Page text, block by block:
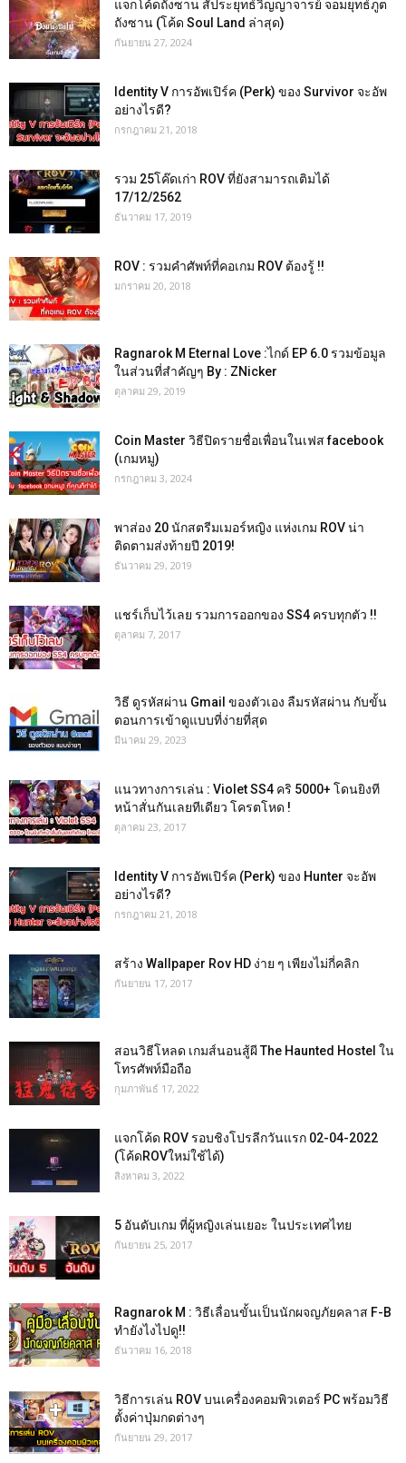
แจกโค้ดถังซาน สัประยุทธ์วิญญาจารย์ จอมยุทธ์ภูต
ถังซาน (โค้ด Soul Land ล่าสุด)
กันยายน 27, 2024
Identity V การอัพเปิร์ค (Perk) ของ Survivor จะอัพ
อย่างไรดี?
กรกฎาคม 21, 2018
รวม 25โค๊ดเก่า ROV ที่ยังสามารถเติมได้
17/12/2562
ธันวาคม 17, 2019
ROV : รวมคำศัพท์ที่คอเกม ROV ต้องรู้ !!
มกราคม 20, 2018
Ragnarok M Eternal Love :ไกด์ EP 6.0 รวมข้อมูล
ในส่วนที่สำคัญๆ By : ZNicker
ตุลาคม 29, 2019
Coin Master วิธีปิดรายชื่อเพื่อนในเฟส facebook
(เกมหมู)
กรกฎาคม 3, 2024
พาส่อง 20 นักสตรีมเมอร์หญิง แห่งเกม ROV น่า
ติดตามส่งท้ายปี 2019!
ธันวาคม 29, 2019
แชร์เก็บไว้เลย รวมการออกของ SS4 ครบทุกตัว !!
ตุลาคม 7, 2017
วิธี ดูรหัสผ่าน Gmail ของตัวเอง ลืมรหัสผ่าน กับขั้น
ตอนการเข้าดูแบบที่ง่ายที่สุด
มีนาคม 29, 2023
แนวทางการเล่น : Violet SS4 คริ 5000+ โดนยิงที
หน้าสั่นกันเลยทีเดียว โครตโหด !
ตุลาคม 23, 2017
Identity V การอัพเปิร์ค (Perk) ของ Hunter จะอัพ
อย่างไรดี?
กรกฎาคม 21, 2018
สร้าง Wallpaper Rov HD ง่าย ๆ เพียงไม่กี่คลิก
กันยายน 17, 2017
สอนวิธีโหลด เกมส์นอนสู้ผี The Haunted Hostel ใน
โทรศัพท์มือถือ
กุมภาพันธ์ 17, 2022
แจกโค้ด ROV รอบชิงโปรลีกวันแรก 02-04-2022
(โค้ดROVใหม่ใช้ได้)
สิงหาคม 3, 2022
5 อันดับเกม ที่ผู้หญิงเล่นเยอะ ในประเทศไทย
กันยายน 25, 2017
Ragnarok M : วิธีเลื่อนขั้นเป็นนักผจญภัยคลาส F-B
ทำยังไงไปดู!!
ธันวาคม 16, 2018
วิธีการเล่น ROV บนเครื่องคอมพิวเตอร์ PC พร้อมวิธี
ตั้งค่าปุ่มกดต่างๆ
กันยายน 29, 2017